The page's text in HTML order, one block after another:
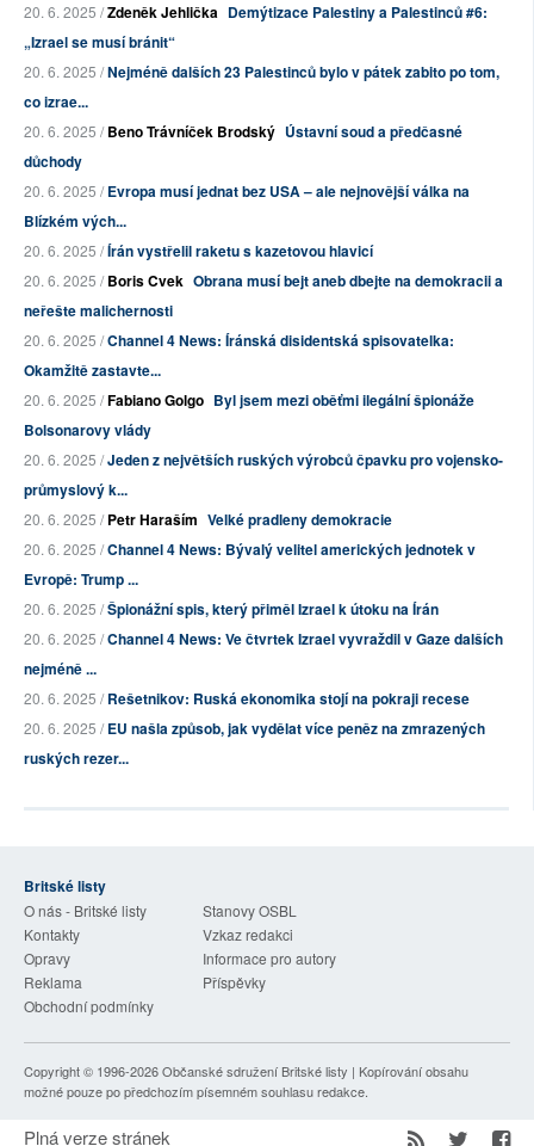
20. 6. 2025 /Zdeněk Jehlička Demýtizace Palestiny a Palestinců #6:
„Izrael se musí bránit“
20. 6. 2025 /Nejméně dalších 23 Palestinců bylo v pátek zabito po tom,
co izrae...
20. 6. 2025 /Beno Trávníček Brodský Ústavní soud a předčasné
důchody
20. 6. 2025 /Evropa musí jednat bez USA – ale nejnovější válka na
Blízkém vých...
20. 6. 2025 /Írán vystřelil raketu s kazetovou hlavicí
20. 6. 2025 /Boris Cvek Obrana musí bejt aneb dbejte na demokracii a
neřešte malichernosti
20. 6. 2025 /Channel 4 News: Íránská disidentská spisovatelka:
Okamžitě zastavte...
20. 6. 2025 /Fabiano Golgo Byl jsem mezi oběťmi ilegální špionáže
Bolsonarovy vlády
20. 6. 2025 /Jeden z největších ruských výrobců čpavku pro vojensko-
průmyslový k...
20. 6. 2025 /Petr Haraším Velké pradleny demokracie
20. 6. 2025 /Channel 4 News: Bývalý velitel amerických jednotek v
Evropě: Trump ...
20. 6. 2025 /Špionážní spis, který přiměl Izrael k útoku na Írán
20. 6. 2025 /Channel 4 News: Ve čtvrtek Izrael vyvraždil v Gaze dalších
nejméně ...
20. 6. 2025 /Rešetnikov: Ruská ekonomika stojí na pokraji recese
20. 6. 2025 /EU našla způsob, jak vydělat více peněz na zmrazených
ruských rezer...
Britské listy
O nás - Britské listy
Stanovy OSBL
Kontakty
Vzkaz redakci
Opravy
Informace pro autory
Reklama
Příspěvky
Obchodní podmínky
Copyright © 1996-2026Občanské sdružení Britské listy | Kopírování obsahu
možné pouze po předchozím písemném souhlasu redakce.
Plná verze stránek